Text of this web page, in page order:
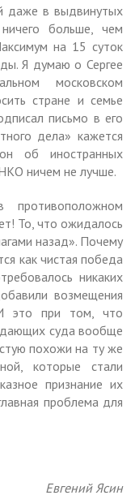
даже в выдвинутых
больше, чем
на 15 суток
Я думаю о Сергее
московском
стране и семье
письмо в его
дела» кажется
об иностранных
ничем не лучше.
То, что ожидалось
назад». Почему
как чистая победа
никаких
возмещения
это при том, что
суда вообще
похожи на ту же
которые стали
признание их
проблема для
Евгений Ясин